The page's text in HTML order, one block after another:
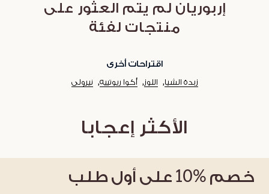
إربوريان لم يتم العثور على
منتجات لفئة
اقتراحات أخرى
زبدة الشيا اللوز أكوا ريوتييه نيرولي
الأكثر إعجابا
خصم %10 على أول طلب